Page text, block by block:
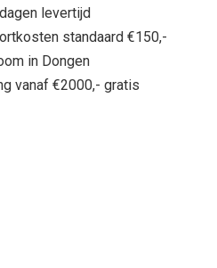
levertijd
standaard €150,-
in Dongen
vanaf €2000,- gratis